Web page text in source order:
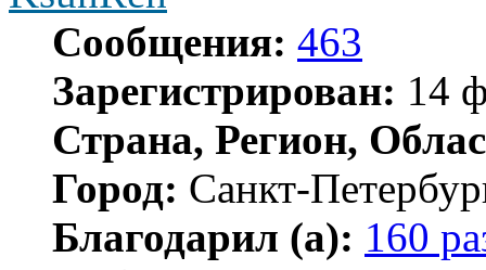
Сообщения: 463
Зарегистрирован: 14
Страна, Регион,
Город: Санкт-
Благодарил (а): 160